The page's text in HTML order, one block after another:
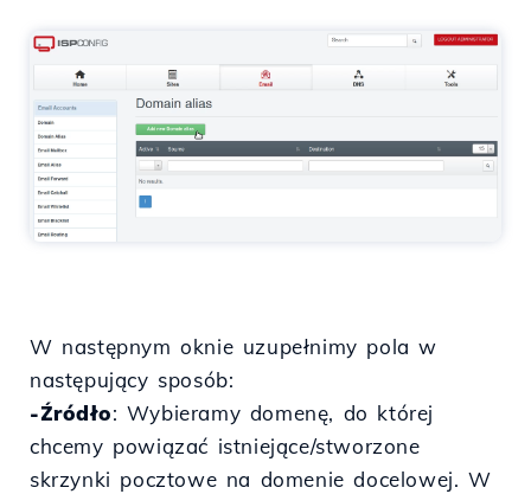
W następnym oknie uzupełnimy pola w
następujący sposób:
-Źródło: Wybieramy domenę, do której
chcemy powiązać istniejące/stworzone
skrzynki pocztowe na domenie docelowej. W